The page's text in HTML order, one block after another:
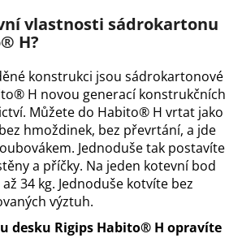
vlastnosti sádrokartonu
H?
konstrukci jsou sádrokartonové
H novou generací konstrukčních
Můžete do Habito® H vrtat jako
hmoždinek, bez převrtání, a jde
Jednoduše tak postavíte
a příčky. Na jeden kotevní bod
34 kg. Jednoduše kotvíte bez
výztuh.
desku Rigips Habito® H opravíte